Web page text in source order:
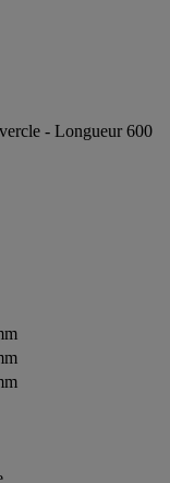
- Longueur 600